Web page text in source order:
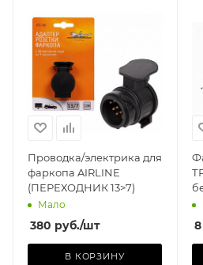
Проводка/электрика для
фаркопа AIRLINE
(ПЕРЕХОДНИК 13>7)
Мало
380 руб./шт
В КОРЗИНУ
ТРЕЙЛЕР (РОССИЯ)
Базовая единица
шт